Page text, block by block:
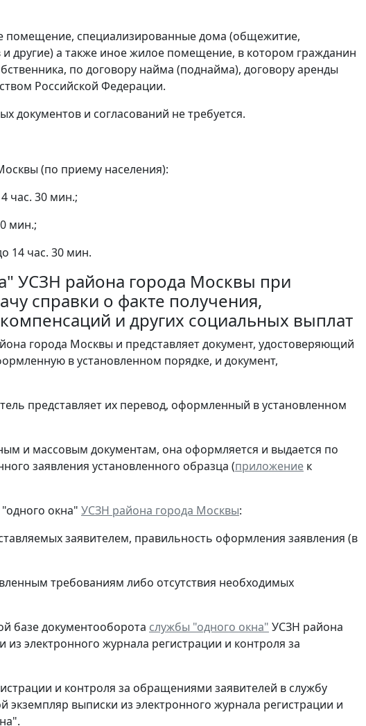
помещение, специализированные дома (общежитие,
другие) а также иное жилое помещение, в котором гражданин
по договору найма (поднайма), договору аренды
Российской Федерации.
документов и согласований не требуется.
(по приему населения):
час. 30 мин.;
мин.;
14 час. 30 мин.
УСЗН района города Москвы при
справки о факте получения,
и других социальных выплат
города Москвы и представляет документ, удостоверяющий
в установленном порядке, и документ,
представляет их перевод, оформленный в установленном
и массовым документам, она оформляется и выдается по
заявления установленного образца (приложение к
окна" УСЗН района города Москвы:
заявителем, правильность оформления заявления (в
требованиям либо отсутствия необходимых
базе документооборота службы "одного окна" УСЗН района
электронного журнала регистрации и контроля за
и контроля за обращениями заявителей в службу
выписки из электронного журнала регистрации и